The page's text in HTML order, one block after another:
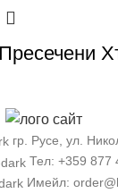
гр. Русе, ул.
Тел: +359 877
Имейл: